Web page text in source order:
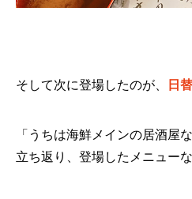
そして次に登場したのが、 日
「うちは海鮮メインの居酒屋
立ち返り、登場したメニューな